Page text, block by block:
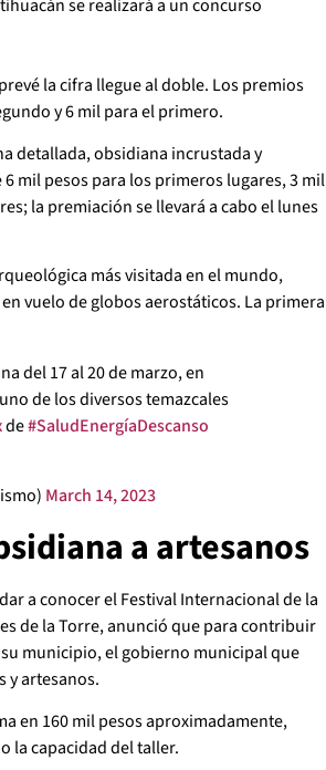
se realizará a un concurso
la cifra llegue al doble. Los premios
y 6 mil para el primero.
detallada, obsidiana incrustada y
mil pesos para los primeros lugares, 3 mil
la premiación se llevará a cabo el lunes
más visitada en el mundo,
vuelo de globos aerostáticos. La primera
del 17 al 20 de marzo, en
de los diversos temazcales
de#SaludEnergíaDescanso
March 14, 2023
a artesanos
a conocer el Festival Internacional de la
de la Torre, anunció que para contribuir
municipio, el gobierno municipal que
y artesanos.
en 160 mil pesos aproximadamente,
la capacidad del taller.